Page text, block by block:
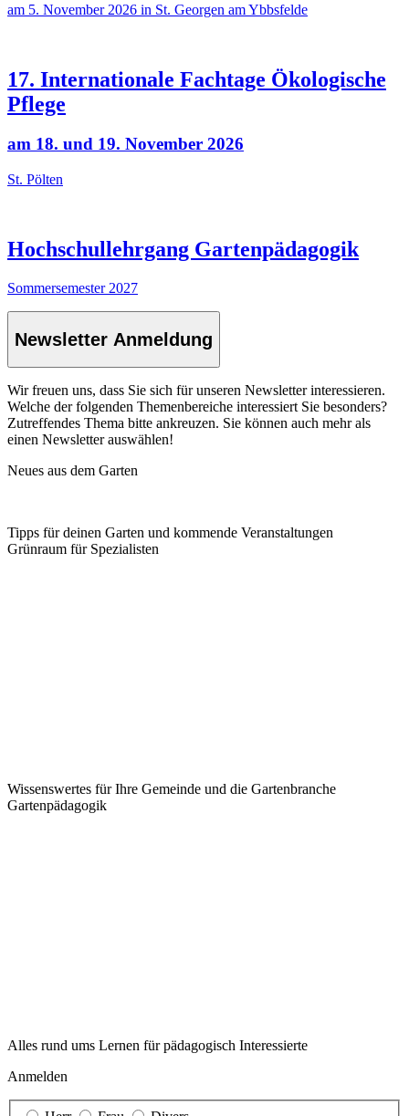
am 5. November 2026 in St. Georgen am Ybbsfelde
17. Internationale Fachtage Ökologische
Pflege
am 18. und 19. November 2026
St. Pölten
Hochschullehrgang Gartenpädagogik
Sommersemester 2027
Newsletter Anmeldung
Wir freuen uns, dass Sie sich für unseren Newsletter interessieren.
Welche der folgenden Themenbereiche interessiert Sie besonders?
Zutreffendes Thema bitte ankreuzen. Sie können auch mehr als
einen Newsletter auswählen!
Neues aus dem Garten
Tipps für deinen Garten und kommende Veranstaltungen
Grünraum für Spezialisten
Wissenswertes für Ihre Gemeinde und die Gartenbranche
Garten­pädagogik
Alles rund ums Lernen für pädagogisch Interessierte
Anmelden